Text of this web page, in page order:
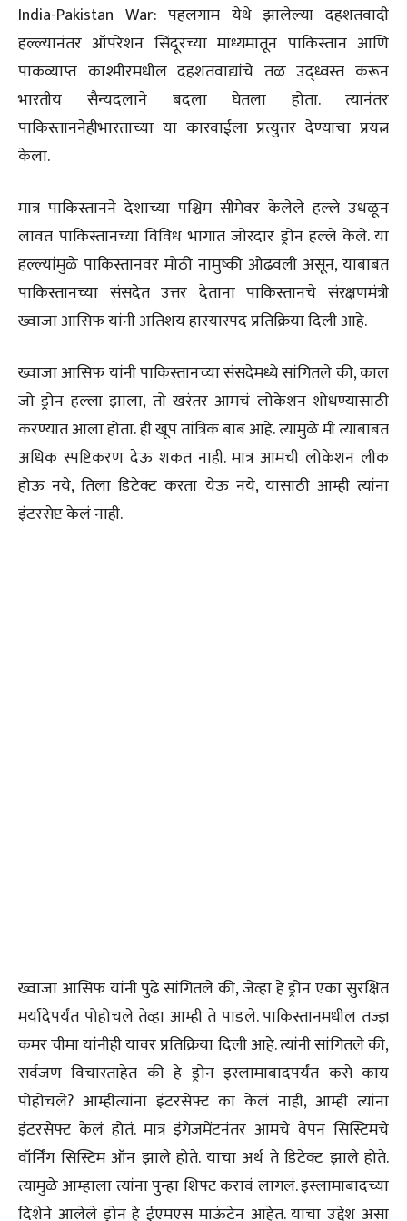
India-Pakistan War: पहलगाम येथे झालेल्या दहशतवादी
हल्ल्यानंतर ऑपरेशन सिंदूरच्या माध्यमातून पाकिस्तान आणि
पाकव्याप्त काश्मीरमधील दहशतवाद्यांचे तळ उद्ध्वस्त करून
भारतीय सैन्यदलाने बदला घेतला होता. त्यानंतर
पाकिस्ताननेहीभारताच्या या कारवाईला प्रत्युत्तर देण्याचा प्रयत्न
केला.
मात्र पाकिस्तानने देशाच्या पश्चिम सीमेवर केलेले हल्ले उधळून
लावत पाकिस्तानच्या विविध भागात जोरदार ड्रोन हल्ले केले. या
हल्ल्यांमुळे पाकिस्तानवर मोठी नामुष्की ओढवली असून, याबाबत
पाकिस्तानच्या संसदेत उत्तर देताना पाकिस्तानचे संरक्षणमंत्री
ख्वाजा आसिफ यांनी अतिशय हास्यास्पद प्रतिक्रिया दिली आहे.
ख्वाजा आसिफ यांनी पाकिस्तानच्या संसदेमध्ये सांगितले की, काल
जो ड्रोन हल्ला झाला, तो खरंतर आमचं लोकेशन शोधण्यासाठी
करण्यात आला होता. ही खूप तांत्रिक बाब आहे. त्यामुळे मी त्याबाबत
अधिक स्पष्टिकरण देऊ शकत नाही. मात्र आमची लोकेशन लीक
होऊ नये, तिला डिटेक्ट करता येऊ नये, यासाठी आम्ही त्यांना
इंटरसेप्ट केलं नाही.
ख्वाजा आसिफ यांनी पुढे सांगितले की, जेव्हा हे ड्रोन एका सुरक्षित
मर्यादेपर्यंत पोहोचले तेव्हा आम्ही ते पाडले. पाकिस्तानमधील तज्ज्ञ
कमर चीमा यांनीही यावर प्रतिक्रिया दिली आहे. त्यांनी सांगितले की,
सर्वजण विचारताहेत की हे ड्रोन इस्लामाबादपर्यंत कसे काय
पोहोचले? आम्हीत्यांना इंटरसेफ्ट का केलं नाही, आम्ही त्यांना
इंटरसेफ्ट केलं होतं. मात्र इंगेजमेंटनंतर आमचे वेपन सिस्टिमचे
वॉर्निंग सिस्टिम ऑन झाले होते. याचा अर्थ ते डिटेक्ट झाले होते.
त्यामुळे आम्हाला त्यांना पुन्हा शिफ्ट करावं लागलं. इस्लामाबादच्या
दिशेने आलेले ड्रोन हे ईएमएस माऊंटेन आहेत. याचा उद्देश असा